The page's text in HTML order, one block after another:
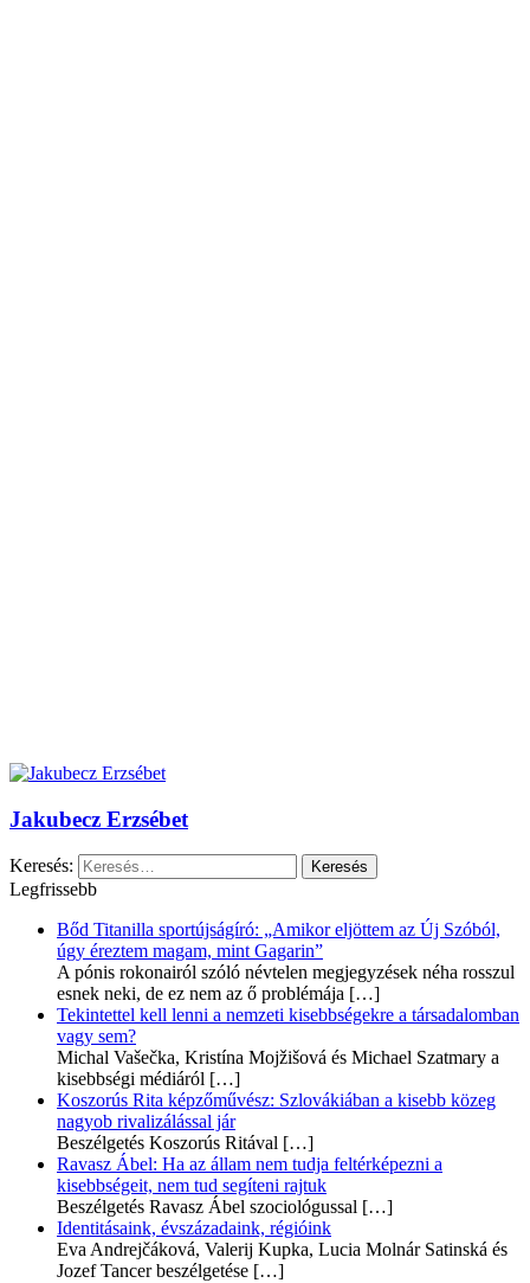
Jakubecz Erzsébet
Keresés:
Legfrissebb
Bőd Titanilla sportújságíró: „Amikor eljöttem az Új Szóból,
úgy éreztem magam, mint Gagarin”
A pónis rokonairól szóló névtelen megjegyzések néha rosszul
esnek neki, de ez nem az ő problémája […]
Tekintettel kell lenni a nemzeti kisebbségekre a társadalomban
vagy sem?
Michal Vašečka, Kristína Mojžišová és Michael Szatmary a
kisebbségi médiáról […]
Koszorús Rita képzőművész: Szlovákiában a kisebb közeg
nagyob rivalizálással jár
Beszélgetés Koszorús Ritával […]
Ravasz Ábel: Ha az állam nem tudja feltérképezni a
kisebbségeit, nem tud segíteni rajtuk
Beszélgetés Ravasz Ábel szociológussal […]
Identitásaink, évszázadaink, régióink
Eva Andrejčáková, Valerij Kupka, Lucia Molnár Satinská és
Jozef Tancer beszélgetése […]